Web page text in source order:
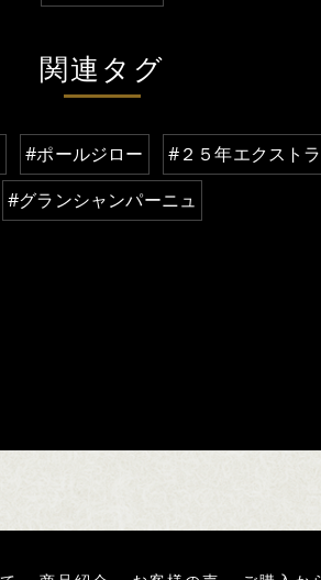
関連タグ
#ポールジロー
#２５年エクスト
#グランシャンパーニュ